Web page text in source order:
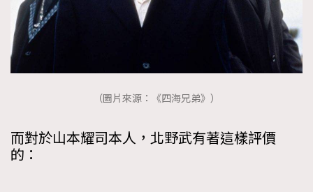
（圖片來源：《四海兄弟》）
而對於山本耀司本人，北野武有著這樣評價
的：